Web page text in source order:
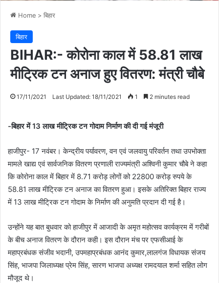
Home > बिहार
बिहार
BIHAR:- कोरोना काल में 58.81 लाख
मीट्रिक टन अनाज हुए वितरण: मंत्री चौबे
17/11/2021 Last Updated: 18/11/2021 1 2 minutes read
-बिहार में 13 लाख मीट्रिक टन गोदाम निर्माण की दी गई मंजूरी
हाजीपुर- 17 नवंबर। केन्द्रीय पर्यावरण, वन एवं जलवायु परिवर्तन तथा उपभोक्ता
मामले खाद्य एवं सार्वजनिक वितरण प्रणाली राज्यमंत्री अश्विनी कुमार चौबे ने कहा
कि कोरोना काल में बिहार में 8.71 करोड़ लोगों को 22800 करोड़ रुपये के
58.81 लाख मीट्रिक टन अनाज का वितरण हुआ। इसके अतिरिक्त बिहार राज्य
में 13 लाख मीट्रिक टन गोदाम के निर्माण की अनुमति प्रदान दी गई है।
उन्होंने यह बात बुधवार को हाजीपुर में आजादी के अमृत महोत्सव कार्यक्रम में गरीबों
के बीच अनाज वितरण के दौरान कही। इस दौरान मंच पर एफसीआई के
महाप्रबंधक संजीव भदानी, उपमहाप्रबंधक आनंद कुमार,लालगंज विधायक संजय
सिंह, भाजपा जिलाध्यक्ष प्रेम सिंह, सारण भाजपा अध्यक्ष रामदयाल शर्मा सहित लोग
मौजूद थे।